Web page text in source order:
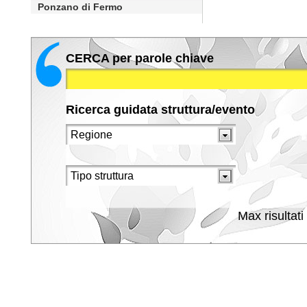
Ponzano di Fermo
CERCA per parole chiave
Ricerca guidata struttura/evento
Max risultati